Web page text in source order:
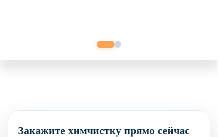
Закажите химчистку прямо сейчас